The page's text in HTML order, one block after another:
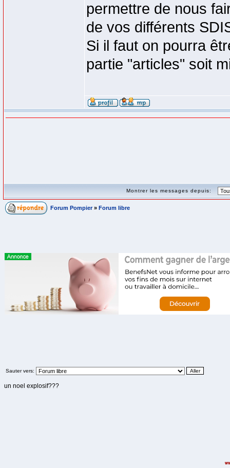
permettre de nous
de vos différents
Si il faut on pourra
partie "articles" soit
Montrer les messages depuis:
Forum Pompier » Forum libre
Sauter vers:
un noel explosif???